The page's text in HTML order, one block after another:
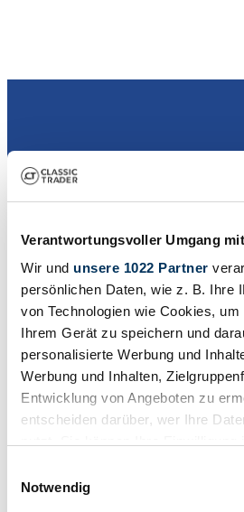
Verantwortungsvoller Umgang
Wir und unsere 1022 Partner
persönlichen Daten, wie z. B. Ihre
von Technologien wie Cookies,
Ihrem Gerät zu speichern und
personalisierte Werbung und
Werbung und Inhalten,
Entwicklung von Angeboten zu
entscheiden darüber, wer Ihre
Trigger Symbol ändern oder
Notwendig
Händler
Karosserieform
Tachostand (abgelesen)
Leistung (kW/PS)
100 / 136